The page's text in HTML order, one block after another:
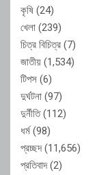
কৃষি (24)
খেলা (239)
চিত্র বিচিত্র (7)
জাতীয় (1,534)
টিপস (6)
দুর্ঘটনা (97)
দুর্নীতি(112)
ধর্ম(98)
প্রচ্ছদ(11,656)
প্রতিবাদ(2)